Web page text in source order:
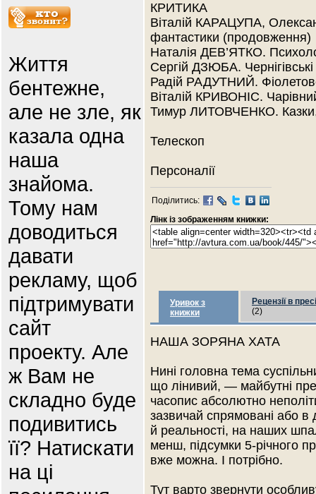
Життя
бентежне,
але не зле, як
казала одна
наша
знайома.
Тому нам
доводиться
давати
рекламу, щоб
підтримувати
сайт
проекту. Але
ж Вам не
складно буде
подивитись
її? Натискати
на ці
КРИТИКА
Віталій КАРАЦУПА,
фантастики (продовження)
Наталія ДЕВ’ЯТКО.
Сергій ДЗЮБА.
Радій РАДУТНИЙ.
Віталій КРИВОНІС.
Тимур ЛИТОВЧЕНКО.
Телескоп
Персоналії
Поділитись:
Лінк із зображенням книжки:
Уривок з
книжки
Рецензії в пресі
(2)
НАША ЗОРЯНА ХАТА
Нині головна тема
що лінивий, — майбутні
часопис абсолютно
зазвичай спрямовані або в
й реальності, на наших
менш, підсумки 5-річного
вже можна. І потрібно.
Тут варто звернути